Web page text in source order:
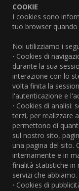
COOKIE
I cookies sono
tuo browser quando
Noi utilizziamo i
· Cookies di
durante la sua
interazione con lo
volta finita la
l'autenticazione e
· Cookies di analisi:
terzi, per realizzare
permettono di
sul nostro sito,
una pagina del sito.
internamente e in
finalità statistiche
servizi che abbiamo.
· Cookies di